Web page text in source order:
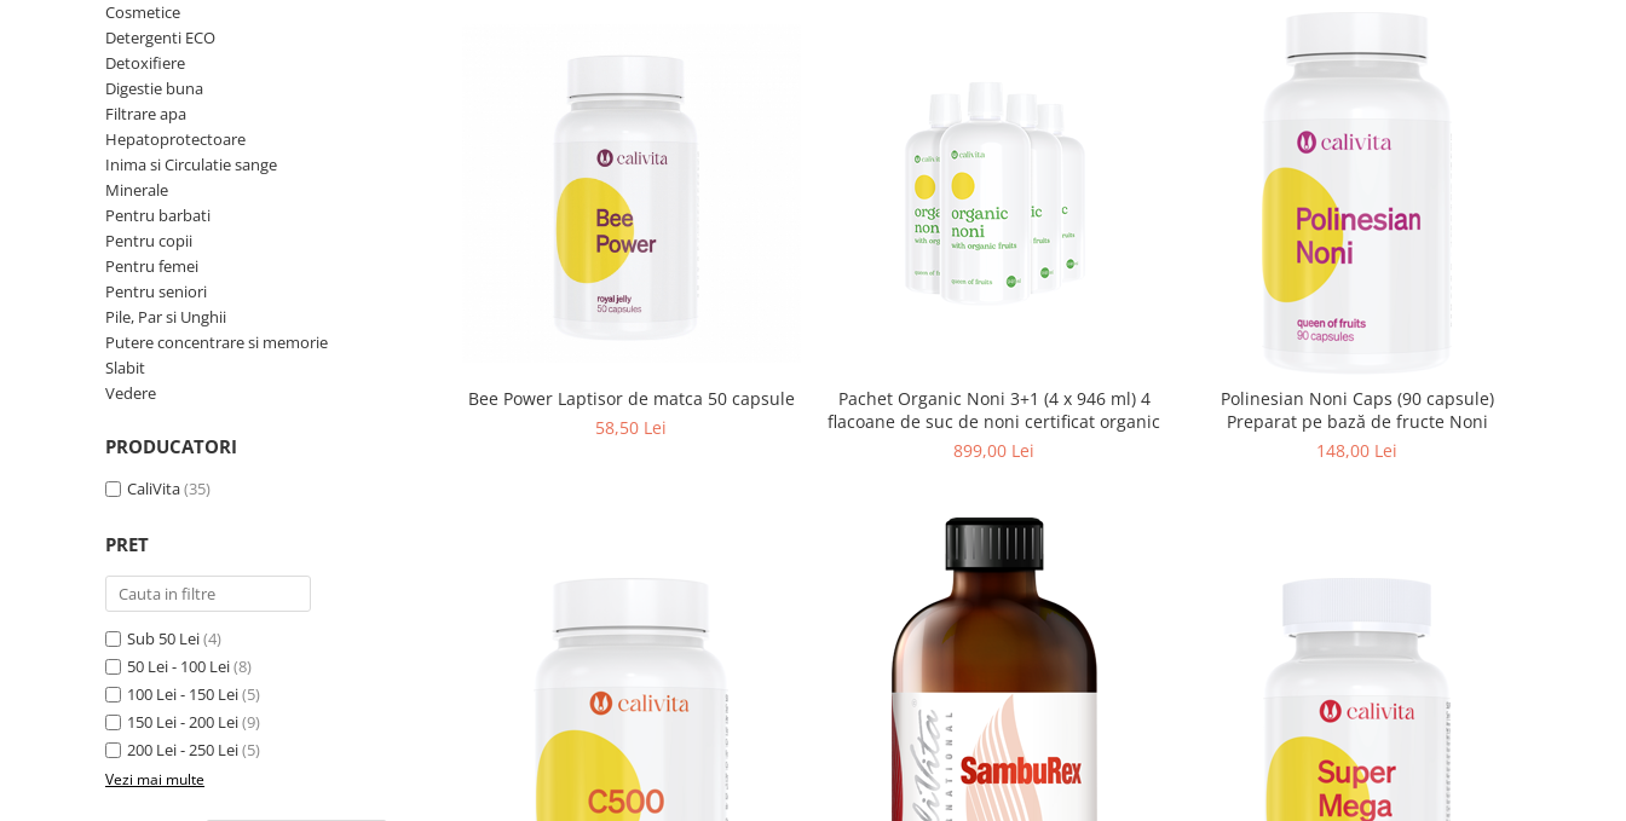
Filtrare apa
Hepatoprotectoare
Inima si Circulatie sange
Pentru barbati
Pentru copii
Pentru femei
Pentru seniori
Pile, Par si Unghii
Putere concentrare si memorie
Cosmetice
Detergenti ECO
Detoxifiere
Digestie buna
Filtrare apa
Hepatoprotectoare
Inima si Circulatie sange
Minerale
Pentru barbati
Pentru copii
Pentru femei
Pentru seniori
Pile, Par si Unghii
Putere concentrare si memorie
Slabit
Vedere
PRODUCATORI
CaliVita(35)
PRET
Sub 50 Lei(4)
50 Lei - 100 Lei(8)
100 Lei - 150 Lei(5)
150 Lei - 200 Lei(9)
200 Lei - 250 Lei(5)
Vezi mai multe
Bee Power Laptisor de matca 50 capsule
58,50 Lei
Pachet Organic Noni 3+1 (4 x 946 ml) 4
flacoane de suc de noni certificat organic
899,00 Lei
Polinesian Noni Caps (90 capsule)
Preparat pe bază de fructe Noni
148,00 Lei